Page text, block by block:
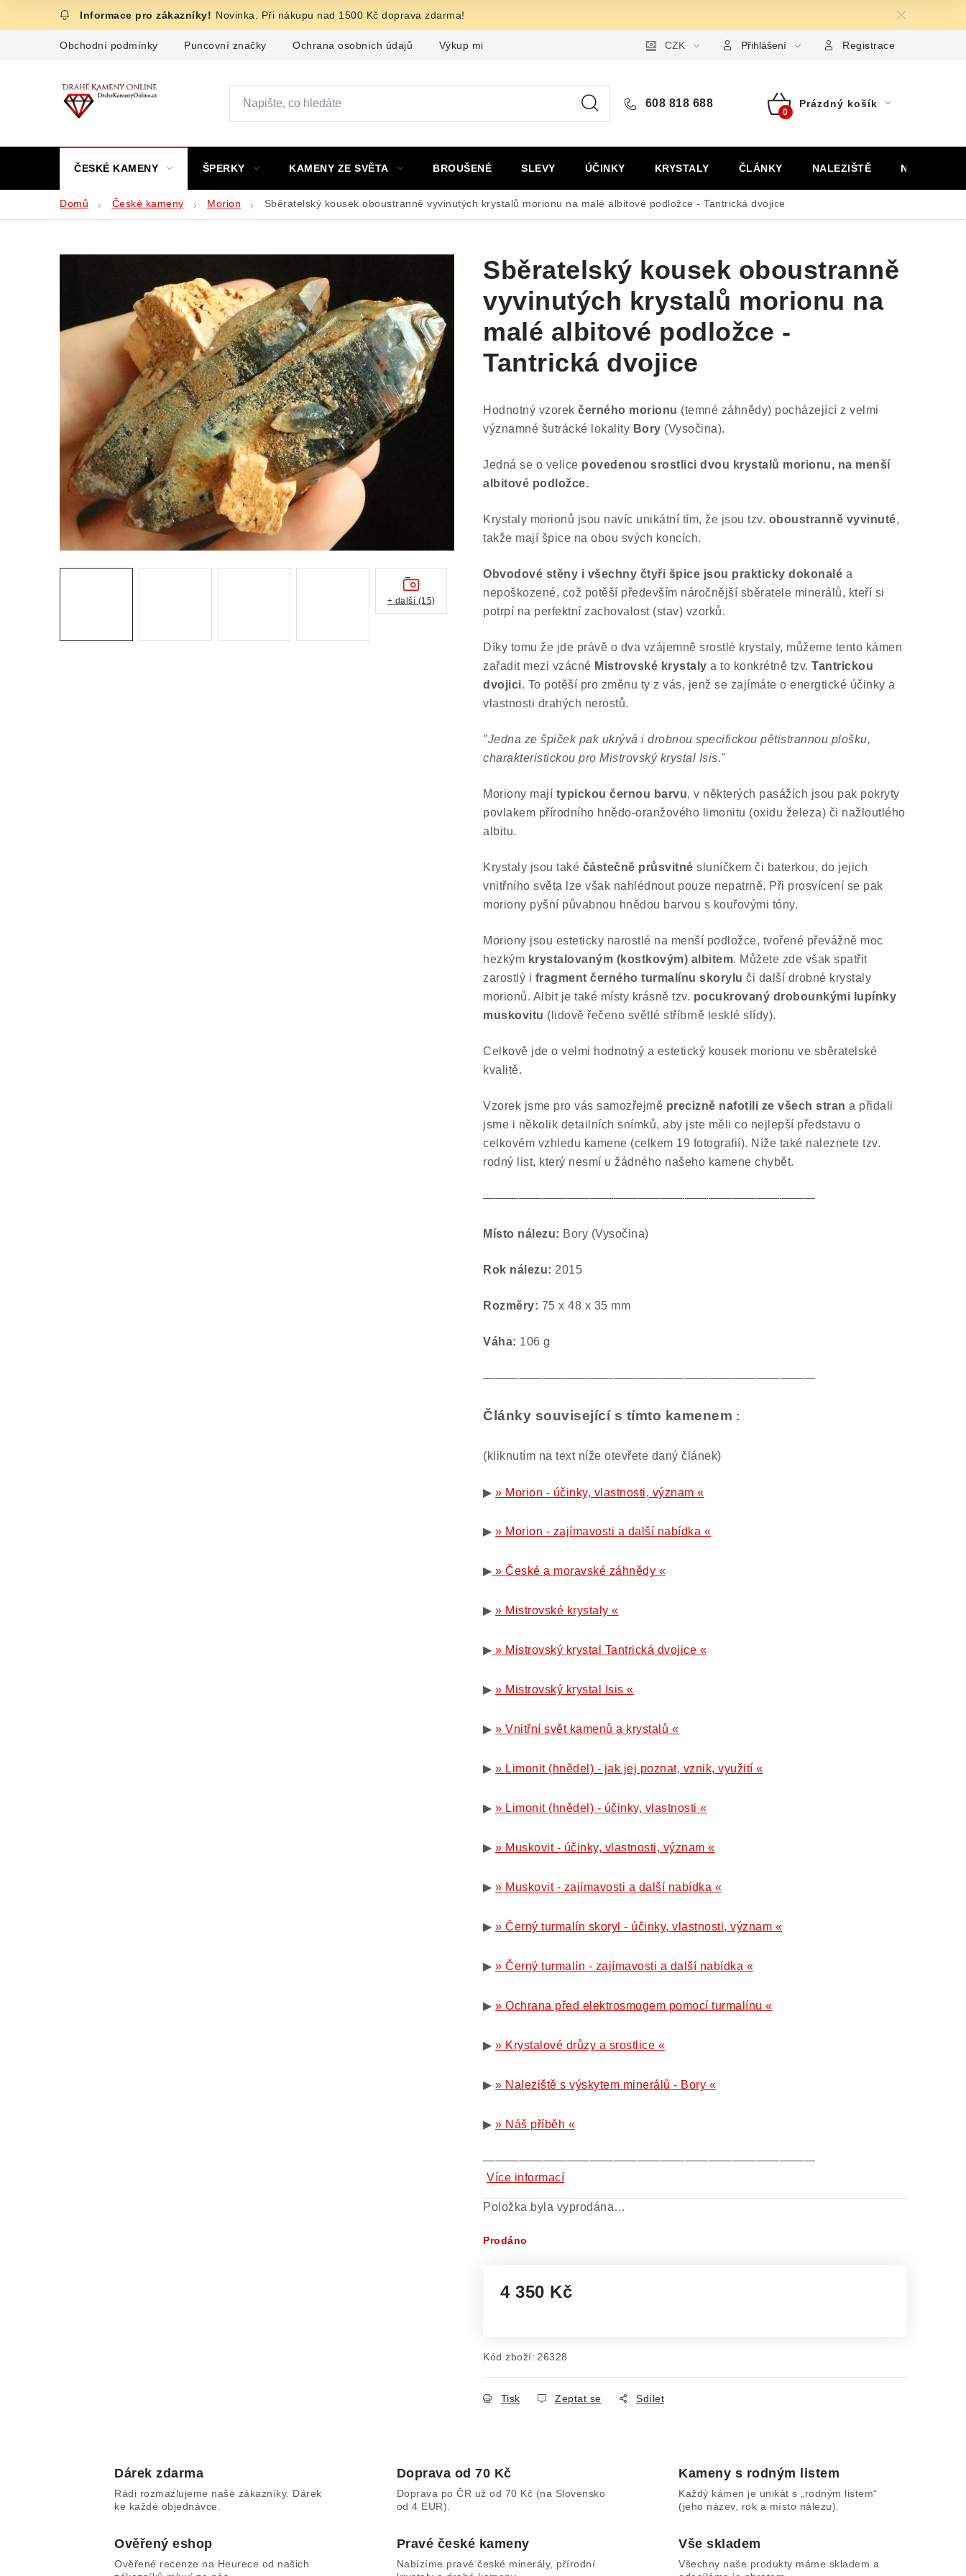
Novinka. Při nákupu nad 1500 Kč doprava zdarma!
Obchodní podmínky Puncovní značky Ochrana osobních údajů Výkup minerálů a drahých kamenů Formulář pro uplatnění reklamace Formulář pro odstoupení
CZK Přihlášení Registrace
608 818 688
Nákupní
Prázdný košík
ČESKÉ KAMENY ŠPERKY KAMENY ZE SVĚTA BROUŠENÉ SLEVY ÚČINKY KRYSTALY ČLÁNKY NALEZIŠTĚ NÁŠ PŘÍBĚH
Domů České kameny Morion Sběratelský kousek oboustranně vyvinutých krystalů morionu na malé albitové podložce - Tantrická dvojice
Sběratelský kousek oboustranně
vyvinutých krystalů morionu na
malé albitové podložce -
Tantrická dvojice
Hodnotný vzorek černého morionu (temné záhnědy) pocházející z velmi
významné šutrácké lokality Bory (Vysočina).
Jedná se o velice povedenou srostlici dvou krystalů morionu, na menší
albitové podložce.
Krystaly morionů jsou navíc unikátní tím, že jsou tzv. oboustranně vyvinuté,
takže mají špice na obou svých koncích.
Obvodové stěny i všechny čtyři špice jsou prakticky dokonalé a
nepoškozené, což potěší především náročnější sběratele minerálů, kteří si
potrpí na perfektní zachovalost (stav) vzorků.
Díky tomu že jde právě o dva vzájemně srostlé krystaly, můžeme tento kámen
zařadit mezi vzácné Mistrovské krystaly a to konkrétně tzv. Tantrickou
dvojici. To potěší pro změnu ty z vás, jenž se zajímáte o energtické účinky a
vlastnosti drahých nerostů.
"Jedna ze špiček pak ukrývá i drobnou specifickou pětistrannou plošku,
charakteristickou pro Mistrovský krystal Isis."
Moriony mají typickou černou barvu, v některých pasážích jsou pak pokryty
povlakem přírodního hnědo-oranžového limonitu (oxidu železa) či nažloutlého
albitu.
Krystaly jsou také částečně průsvitné sluníčkem či baterkou, do jejich
vnitřního světa lze však nahlédnout pouze nepatrně. Při prosvícení se pak
moriony pyšní půvabnou hnědou barvou s kouřovými tóny.
Moriony jsou esteticky narostlé na menší podložce, tvořené převážně moc
hezkým krystalovaným (kostkovým) albitem. Můžete zde však spatřit
zarostlý i fragment černého turmalínu skorylu či další drobné krystaly
morionů. Albit je také místy krásně tzv. pocukrovaný drobounkými lupínky
muskovitu (lidově řečeno světlé stříbrně lesklé slídy).
Celkově jde o velmi hodnotný a estetický kousek morionu ve sběratelské
kvalitě.
Vzorek jsme pro vás samozřejmě precizně nafotili ze všech stran a přidali
jsme i několik detailních snímků, aby jste měli co nejlepší představu o
celkovém vzhledu kamene (celkem 19 fotografií). Níže také naleznete tzv.
rodný list, který nesmí u žádného našeho kamene chybět.
————————————————————————————
Místo nálezu: Bory (Vysočina)
Rok nálezu: 2015
Rozměry: 75 x 48 x 35 mm
Váha: 106 g
————————————————————————————
Články související s tímto kamenem :
(kliknutím na text níže otevřete daný článek)
▶ » Morion - účinky, vlastnosti, význam «
▶ » Morion - zajímavosti a další nabídka «
▶ » České a moravské záhnědy «
▶ » Mistrovské krystaly «
▶ » Mistrovský krystal Tantrická dvojice «
▶ » Mistrovský krystal Isis «
▶ » Vnitřní svět kamenů a krystalů «
▶ » Limonit (hnědel) - jak jej poznat, vznik, využití «
▶ » Limonit (hnědel) - účinky, vlastnosti «
▶ » Muskovit - účinky, vlastnosti, význam «
▶ » Muskovit - zajímavosti a další nabídka «
▶ » Černý turmalín skoryl - účinky, vlastnosti, význam «
▶ » Černý turmalín - zajímavosti a další nabídka «
▶ » Ochrana před elektrosmogem pomocí turmalínu «
▶ » Krystalové drůzy a srostlice «
▶ » Naleziště s výskytem minerálů - Bory «
▶ » Náš příběh «
————————————————————————————
Více informací
Položka byla vyprodána…
Prodáno
4 350 Kč
Kód zboží: 26328
Tisk Zeptat se Sdílet
+ další (15)
Dárek zdarma
Rádi rozmazlujeme naše zákazníky. Dárek
ke každé objednávce.
Doprava od 70 Kč
Doprava po ČR už od 70 Kč (na Slovensko
od 4 EUR).
Kameny s rodným listem
Každý kámen je unikát s „rodným listem“
(jeho název, rok a místo nálezu).
Ověřený eshop
Ověřené recenze na Heurece od našich
Pravé české kameny
Nabízíme pravé české minerály, přírodní
Vše skladem
Všechny naše produkty máme skladem a